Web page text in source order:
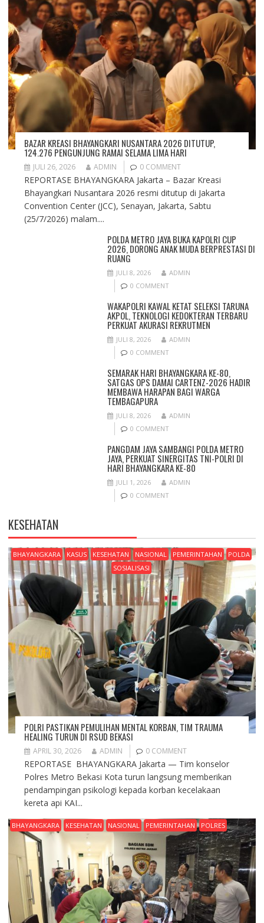
BAZAR KREASI BHAYANGKARI NUSANTARA 2026 DITUTUP,
124.276 PENGUNJUNG RAMAI SELAMA LIMA HARI
JULI 26, 2026 ADMIN 0 COMMENT
REPORTASE BHAYANGKARA Jakarta – Bazar Kreasi
Bhayangkari Nusantara 2026 resmi ditutup di Jakarta
Convention Center (JCC), Senayan, Jakarta, Sabtu
(25/7/2026) malam....
POLDA METRO JAYA BUKA KAPOLRI CUP
2026, DORONG ANAK MUDA BERPRESTASI DI
RUANG
JULI 8, 2026
ADMIN
0 COMMENT
WAKAPOLRI KAWAL KETAT SELEKSI TARUNA
AKPOL, TEKNOLOGI KEDOKTERAN TERBARU
PERKUAT AKURASI REKRUTMEN
JULI 8, 2026
ADMIN
0 COMMENT
SEMARAK HARI BHAYANGKARA KE-80,
SATGAS OPS DAMAI CARTENZ-2026 HADIR
MEMBAWA HARAPAN BAGI WARGA
TEMBAGAPURA
JULI 8, 2026
ADMIN
0 COMMENT
PANGDAM JAYA SAMBANGI POLDA METRO
JAYA, PERKUAT SINERGITAS TNI-POLRI DI
HARI BHAYANGKARA KE-80
JULI 1, 2026
ADMIN
0 COMMENT
KESEHATAN
BHAYANGKARA KASUS KESEHATAN NASIONAL PEMERINTAHAN
POLDA
SOSIALISASI
POLRI PASTIKAN PEMULIHAN MENTAL KORBAN, TIM TRAUMA
HEALING TURUN DI RSUD BEKASI
APRIL 30, 2026 ADMIN 0 COMMENT
REPORTASE BHAYANGKARA Jakarta — Tim konselor
Polres Metro Bekasi Kota turun langsung memberikan
pendampingan psikologi kepada korban kecelakaan
kereta api KAI...
BHAYANGKARA KESEHATAN NASIONAL PEMERINTAHAN POLRES